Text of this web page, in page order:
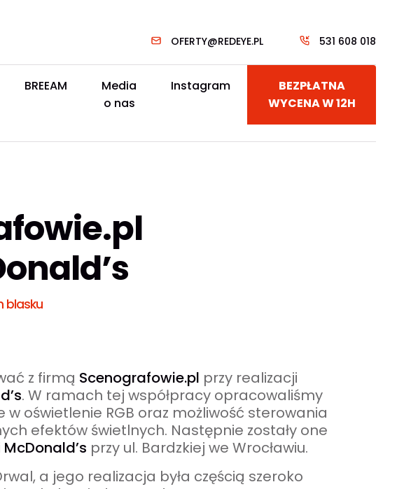
531 608 018
OFERTY@REDEYE.PL
BREEAM
Media
o nas
Instagram
BEZPŁATNA
WYCENA W 12H
blasku
z firmą Scenografowie.pl przy realizacji
. W ramach tej współpracy opracowaliśmy
oświetlenie RGB oraz możliwość sterowania
efektów świetlnych. Następnie zostały one
McDonald’s przy ul. Bardzkiej we Wrocławiu.
a jego realizacja była częścią szeroko